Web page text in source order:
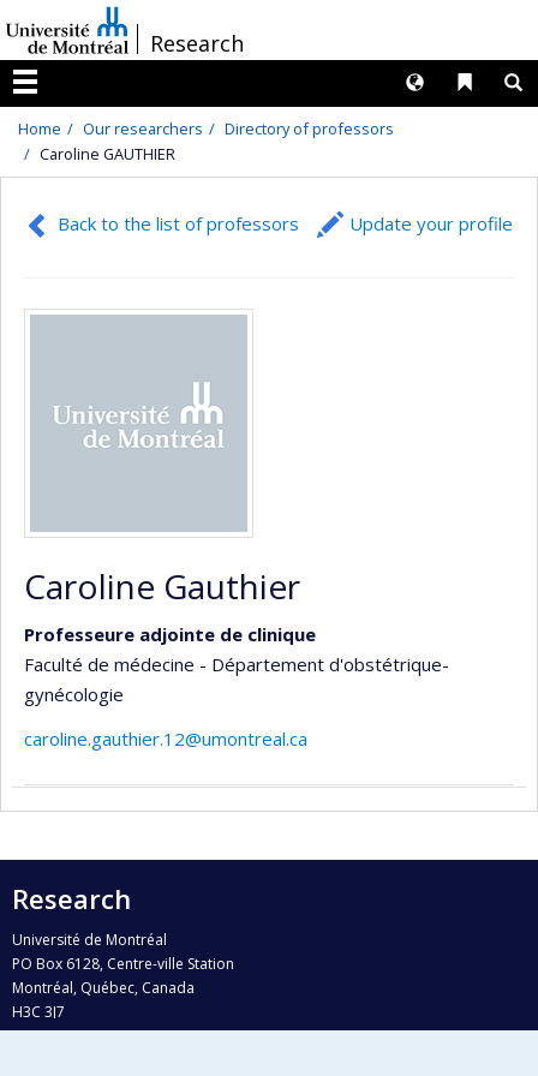
au
contenu
/Research
Menu
Liens
Langues
Home Our researchers
Directory of professors
Caroline GAUTHIER
Back to the list of professors Update your profile
Caroline Gauthier
Professeure adjointe de clinique
Faculté de médecine - Département d'obstétrique-
gynécologie
caroline.gauthier.12@umontreal.ca
Research
Université de Montréal
PO Box 6128, Centre-ville Station
Montréal, Québec, Canada
H3C 3J7